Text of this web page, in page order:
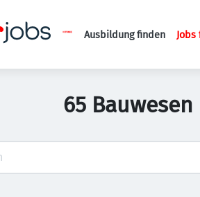
Ausbildung finden Jobs
65